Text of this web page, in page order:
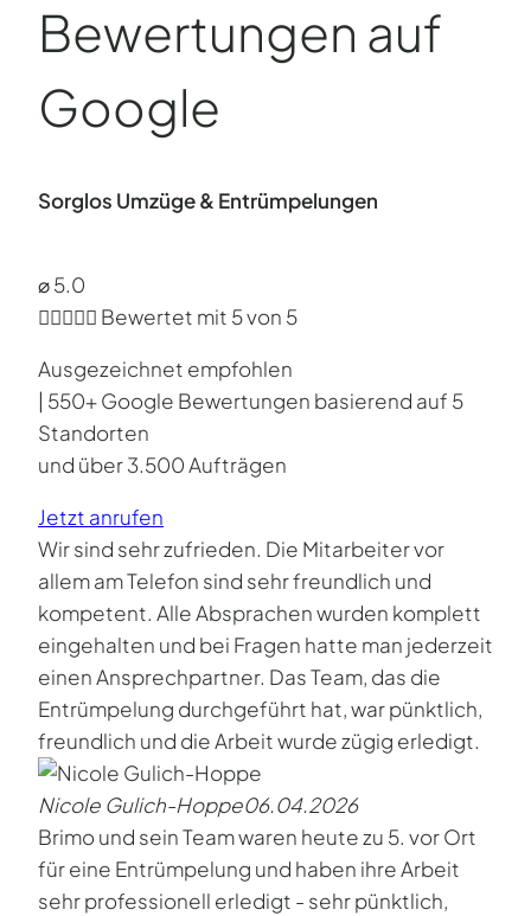
Bewertungen auf
Google
Sorglos Umzüge & Entrümpelungen
⌀ 5.0
 Bewertet mit 5 von 5
Ausgezeichnet empfohlen
| 550+ Google Bewertungen basierend auf 5
Standorten
und über 3.500 Aufträgen
Jetzt anrufen
Wir sind sehr zufrieden. Die Mitarbeiter vor
allem am Telefon sind sehr freundlich und
kompetent. Alle Absprachen wurden komplett
eingehalten und bei Fragen hatte man jederzeit
einen Ansprechpartner. Das Team, das die
Entrümpelung durchgeführt hat, war pünktlich,
freundlich und die Arbeit wurde zügig erledigt.
Nicole Gulich-Hoppe06.04.2026
Brimo und sein Team waren heute zu 5. vor Ort
für eine Entrümpelung und haben ihre Arbeit
sehr professionell erledigt - sehr pünktlich,